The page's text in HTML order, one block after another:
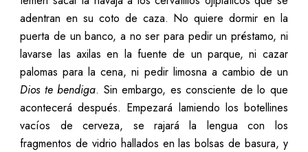
adentran en su coto de caza. No quiere dormir en la
puerta de un banco, a no ser para pedir un préstamo, ni
lavarse las axilas en la fuente de un parque, ni cazar
palomas para la cena, ni pedir limosna a cambio de un
Dios te bendiga. Sin embargo, es consciente de lo que
acontecerá después. Empezará lamiendo los botellines
vacíos de cerveza, se rajará la lengua con los
fragmentos de vidrio hallados en las bolsas de basura, y